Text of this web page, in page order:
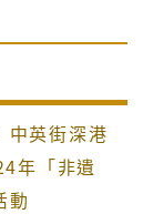
中英街深港
年「非遺
動